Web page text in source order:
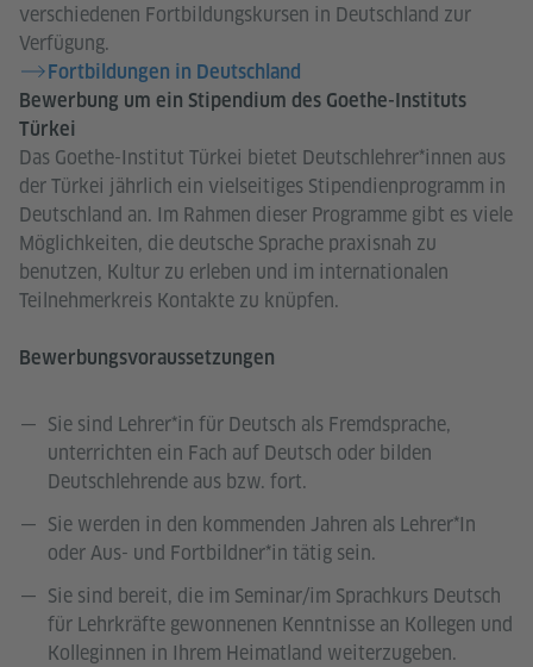
verschiedenen Fortbildungskursen in Deutschland zur
Verfügung.
Fortbildungen in Deutschland
Bewerbung um ein Stipendium des Goethe-Instituts
Türkei
Das Goethe-Institut Türkei bietet Deutschlehrer*innen aus
der Türkei jährlich ein vielseitiges Stipendienprogramm in
Deutschland an. Im Rahmen dieser Programme gibt es viele
Möglichkeiten, die deutsche Sprache praxisnah zu
benutzen, Kultur zu erleben und im internationalen
Teilnehmerkreis Kontakte zu knüpfen.
Bewerbungsvoraussetzungen
Sie sind Lehrer*in für Deutsch als Fremdsprache,
unterrichten ein Fach auf Deutsch oder bilden
Deutschlehrende aus bzw. fort.
Sie werden in den kommenden Jahren als Lehrer*In
oder Aus- und Fortbildner*in tätig sein.
Sie sind bereit, die im Seminar/im Sprachkurs Deutsch
für Lehrkräfte gewonnenen Kenntnisse an Kollegen und
Kolleginnen in Ihrem Heimatland weiterzugeben.